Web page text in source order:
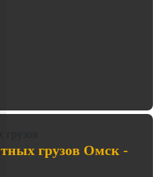
грузов Омск -